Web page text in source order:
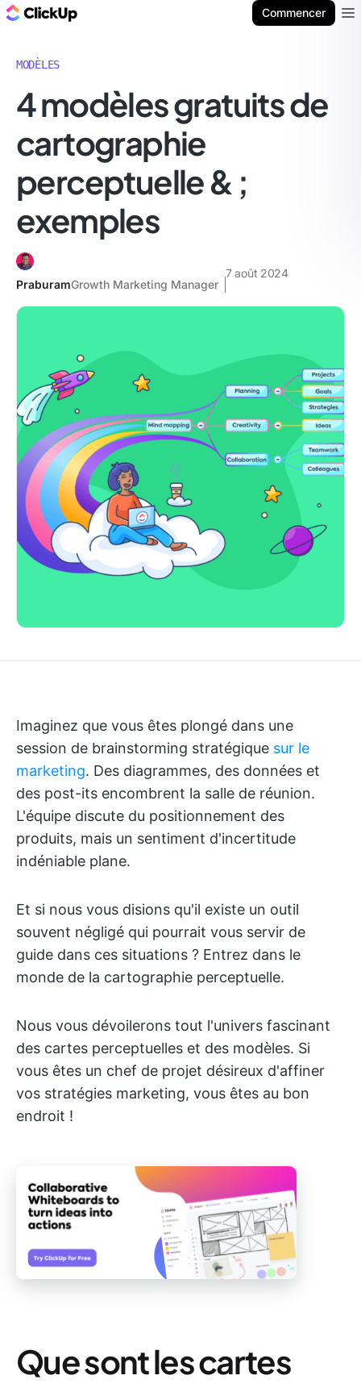
Commencer
MODÈLES
4 modèles gratuits de
cartographie
perceptuelle & ;
exemples
PraburamGrowth Marketing Manager
7 août 2024
Imaginez que vous êtes plongé dans une
session de brainstorming stratégique sur le
marketing. Des diagrammes, des données et
des post-its encombrent la salle de réunion.
L'équipe discute du positionnement des
produits, mais un sentiment d'incertitude
indéniable plane.
Et si nous vous disions qu'il existe un outil
souvent négligé qui pourrait vous servir de
guide dans ces situations ? Entrez dans le
monde de la cartographie perceptuelle.
Nous vous dévoilerons tout l'univers fascinant
des cartes perceptuelles et des modèles. Si
vous êtes un chef de projet désireux d'affiner
vos stratégies marketing, vous êtes au bon
endroit !
Que sont les cartes